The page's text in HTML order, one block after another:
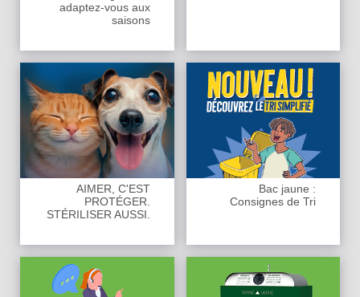
adaptez-vous aux
saisons
AIMER, C'EST
PROTÉGER.
STÉRILISER AUSSI.
Bac jaune :
Consignes de Tri